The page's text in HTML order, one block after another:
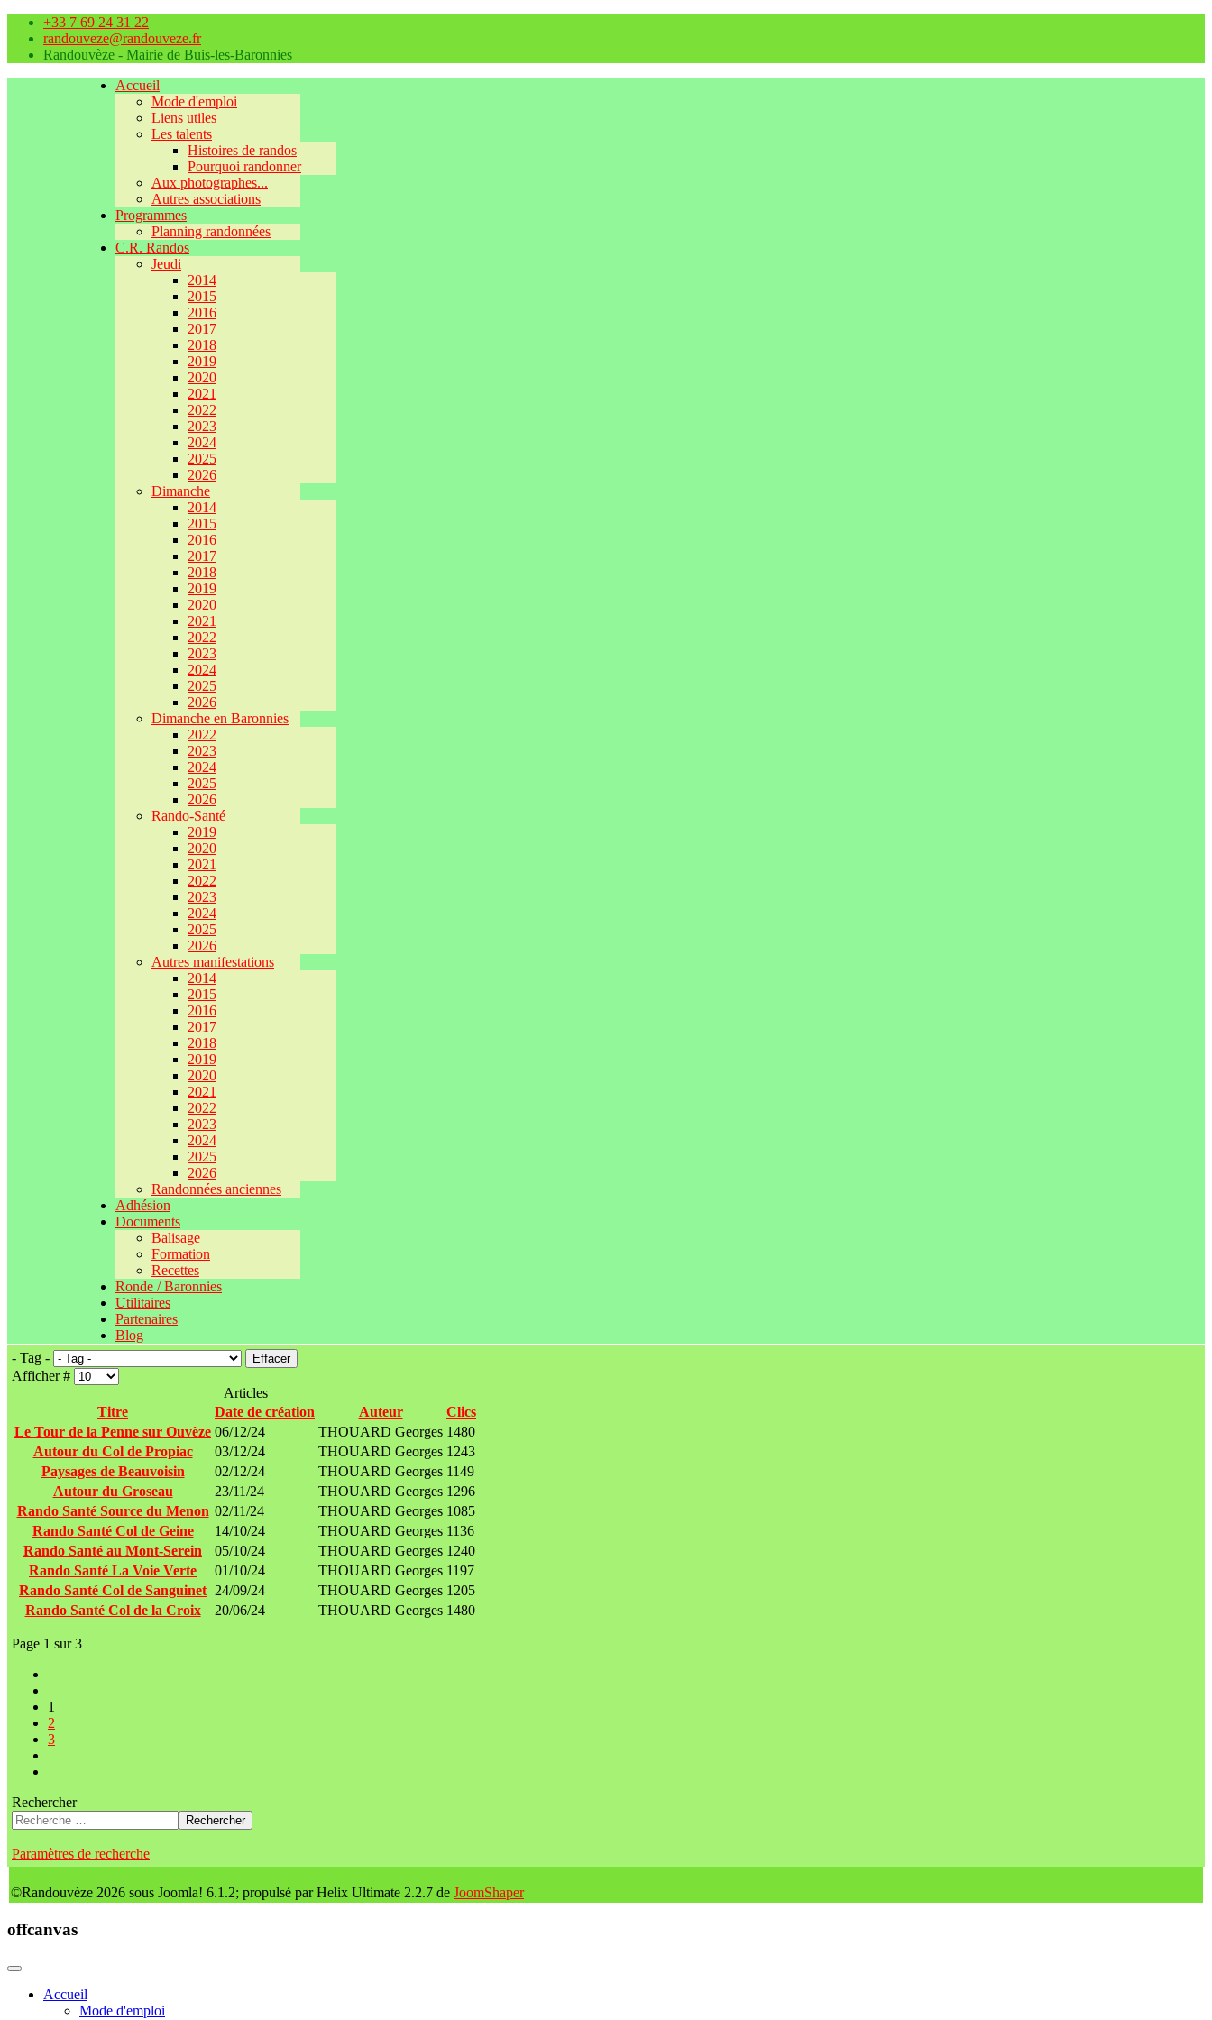
+33 7 69 24 31 22
randouveze@randouveze.fr
Randouvèze - Mairie de Buis-les-Baronnies
Accueil
Mode d'emploi
Liens utiles
Les talents
Histoires de randos
Pourquoi randonner
Aux photographes...
Autres associations
Programmes
Planning randonnées
C.R. Randos
Jeudi
2014
2015
2016
2017
2018
2019
2020
2021
2022
2023
2024
2025
2026
Dimanche
2014
2015
2016
2017
2018
2019
2020
2021
2022
2023
2024
2025
2026
Dimanche en Baronnies
2022
2023
2024
2025
2026
Rando-Santé
2019
2020
2021
2022
2023
2024
2025
2026
Autres manifestations
2014
2015
2016
2017
2018
2019
2020
2021
2022
2023
2024
2025
2026
Randonnées anciennes
Adhésion
Documents
Balisage
Formation
Recettes
Ronde / Baronnies
Utilitaires
Partenaires
Blog
- Tag -
Effacer
Afficher #
Articles
Titre
Date de création Auteur
Clics
Le Tour de la Penne sur Ouvèze 06/12/24 THOUARD Georges 1480
Autour du Col de Propiac
03/12/24 THOUARD Georges 1243
Paysages de Beauvoisin
02/12/24 THOUARD Georges 1149
Autour du Groseau
23/11/24 THOUARD Georges 1296
Rando Santé Source du Menon 02/11/24 THOUARD Georges 1085
Rando Santé Col de Geine
14/10/24 THOUARD Georges 1136
Rando Santé au Mont-Serein
05/10/24 THOUARD Georges 1240
Rando Santé La Voie Verte
01/10/24 THOUARD Georges 1197
Rando Santé Col de Sanguinet 24/09/24 THOUARD Georges 1205
Rando Santé Col de la Croix
20/06/24 THOUARD Georges 1480
Page 1 sur 3
1
2
3
Rechercher
Rechercher
Paramètres de recherche
©Randouvèze 2026 sous Joomla! 6.1.2; propulsé par Helix Ultimate 2.2.7 de JoomShaper
offcanvas
Accueil
Mode d'emploi